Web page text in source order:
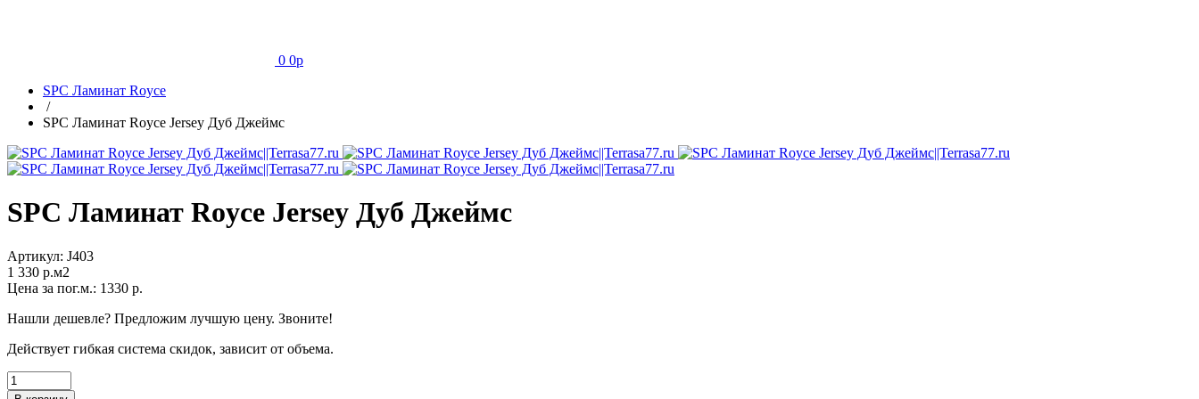
0 0p
SPC Ламинат Royce
/
SPC Ламинат Royce Jersey Дуб Джеймс
SPC Ламинат Royce Jersey Дуб Джеймс
Артикул: J403
1 330 p.м2
Цена за пог.м.: 1330 р.
Нашли дешевле? Предложим лучшую цену. Звоните!
Действует гибкая система скидок, зависит от объема.